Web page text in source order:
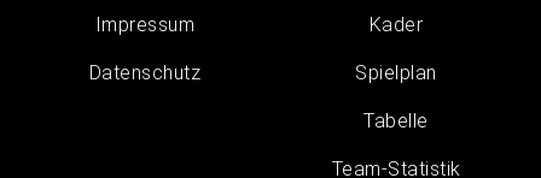
Impressum
Daten­schutz
Kader
Spielplan
Tabelle
Team-Statistik